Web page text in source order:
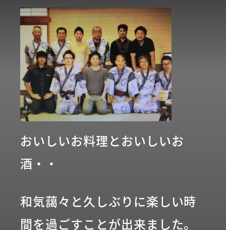
おいしいお料理とおいしいお
酒・・
和気藹々と久しぶりに楽しい時
間を過ごすことが出来ました。